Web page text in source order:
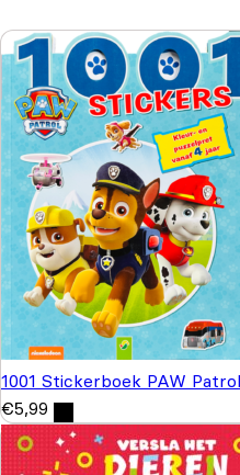
1001 Stickerboek PAW Patrol
€5,99